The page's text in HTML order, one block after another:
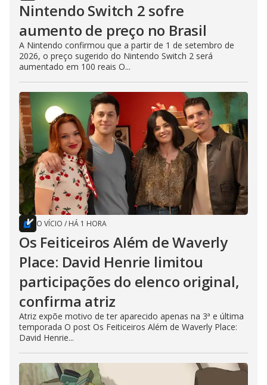
Nintendo Switch 2 sofre
aumento de preço no Brasil
A Nintendo confirmou que a partir de 1 de setembro de
2026, o preço sugerido do Nintendo Switch 2 será
aumentado em 100 reais O...
O VÍCIO / HÁ 1 HORA
Os Feiticeiros Além de Waverly
Place: David Henrie limitou
participações do elenco original,
confirma atriz
Atriz expõe motivo de ter aparecido apenas na 3ª e última
temporada O post Os Feiticeiros Além de Waverly Place:
David Henrie...